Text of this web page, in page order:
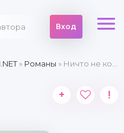
Вход
» Романы » Ничто не конец
+ !